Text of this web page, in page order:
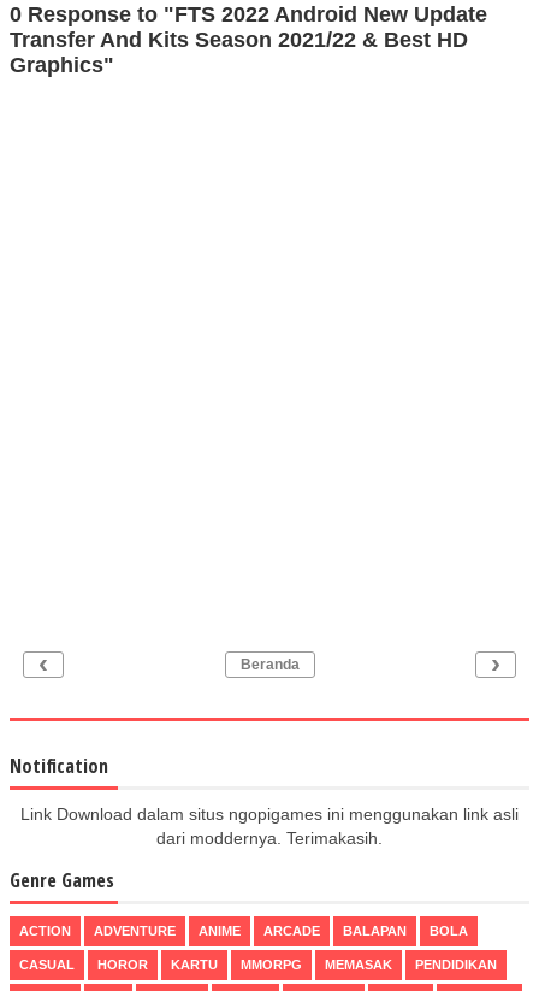
0 Response to "FTS 2022 Android New Update
Transfer And Kits Season 2021/22 & Best HD
Graphics"
‹ ›
Beranda
Notification
Link Download dalam situs ngopigames ini menggunakan link asli
dari moddernya. Terimakasih.
Genre Games
ACTION ADVENTURE ANIME ARCADE BALAPAN BOLA
CASUAL HOROR KARTU MMORPG MEMASAK PENDIDIKAN